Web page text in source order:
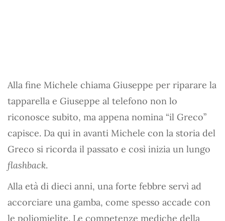
Alla fine Michele chiama Giuseppe per riparare la
tapparella e Giuseppe al telefono non lo
riconosce subito, ma appena nomina “il Greco”
capisce. Da qui in avanti Michele con la storia del
Greco si ricorda il passato e così inizia un lungo
flashback.
Alla età di dieci anni, una forte febbre servì ad
accorciare una gamba, come spesso accade con
le poliomielite. Le competenze mediche della